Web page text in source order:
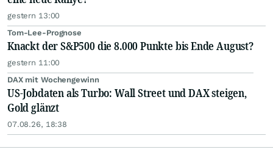
gestern 13:00
Tom-Lee-Prognose
Knackt der S&P500 die 8.000 Punkte bis Ende August?
gestern 11:00
DAX mit Wochengewinn
US-Jobdaten als Turbo: Wall Street und DAX steigen,
Gold glänzt
07.08.26, 18:38